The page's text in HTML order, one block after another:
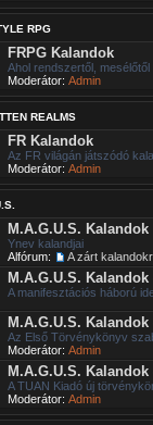
RPG
FRPG Kalandok
Ahol rendszertől, mesélőtől
Moderátor: Admin
REALMS
FR Kalandok
Az FR világán játszódó
Moderátor: Admin
M.A.G.U.S. Kalandok
Ynev kalandjai
Alfórum:
A zárt
M.A.G.U.S.
A manifesztációs háború
M.A.G.U.S.
Az Első Törvénykönyv
Moderátor: Admin
M.A.G.U.S.
A TUAN Kiadó új
Moderátor: Admin